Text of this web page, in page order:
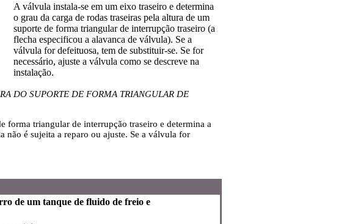
A válvula instala-se em um eixo traseiro e determina
o grau da carga de rodas traseiras pela altura de um
suporte de forma triangular de interrupção traseiro (a
flecha especificou a alavanca de válvula). Se a
válvula for defeituosa, tem de substituir-se. Se for
necessário, ajuste a válvula como se descreve na
instalação.
DO SUPORTE DE FORMA TRIANGULAR DE
forma triangular de interrupção traseiro e determina a
não é sujeita a reparo ou ajuste. Se a válvula for
de um tanque de fluido de freio e